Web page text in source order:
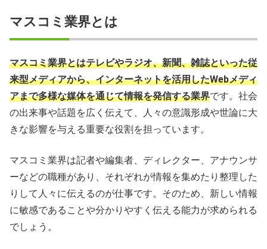
マスコミ業界に向いている人にみられる4つの特徴
よう
マスコミ業界とは
マスコミ業界とはテレビやラジオ、新聞、雑誌といった従
来型メディアから、インターネットを活用したWebメディ
アまで多様な媒体を通じて情報を発信する業界です。社会
の出来事や話題を広く伝えて、人々の意識形成や世論に大
きな影響を与える重要な役割を担っています。
マスコミ業界は記者や編集者、ディレクター、アナウンサ
ーなどの職種があり、それぞれが情報を集めたり整理した
りして人々に伝えるのが仕事です。そのため、新しい情報
に敏感であることや分かりやすく伝える能力が求められる
でしょう。